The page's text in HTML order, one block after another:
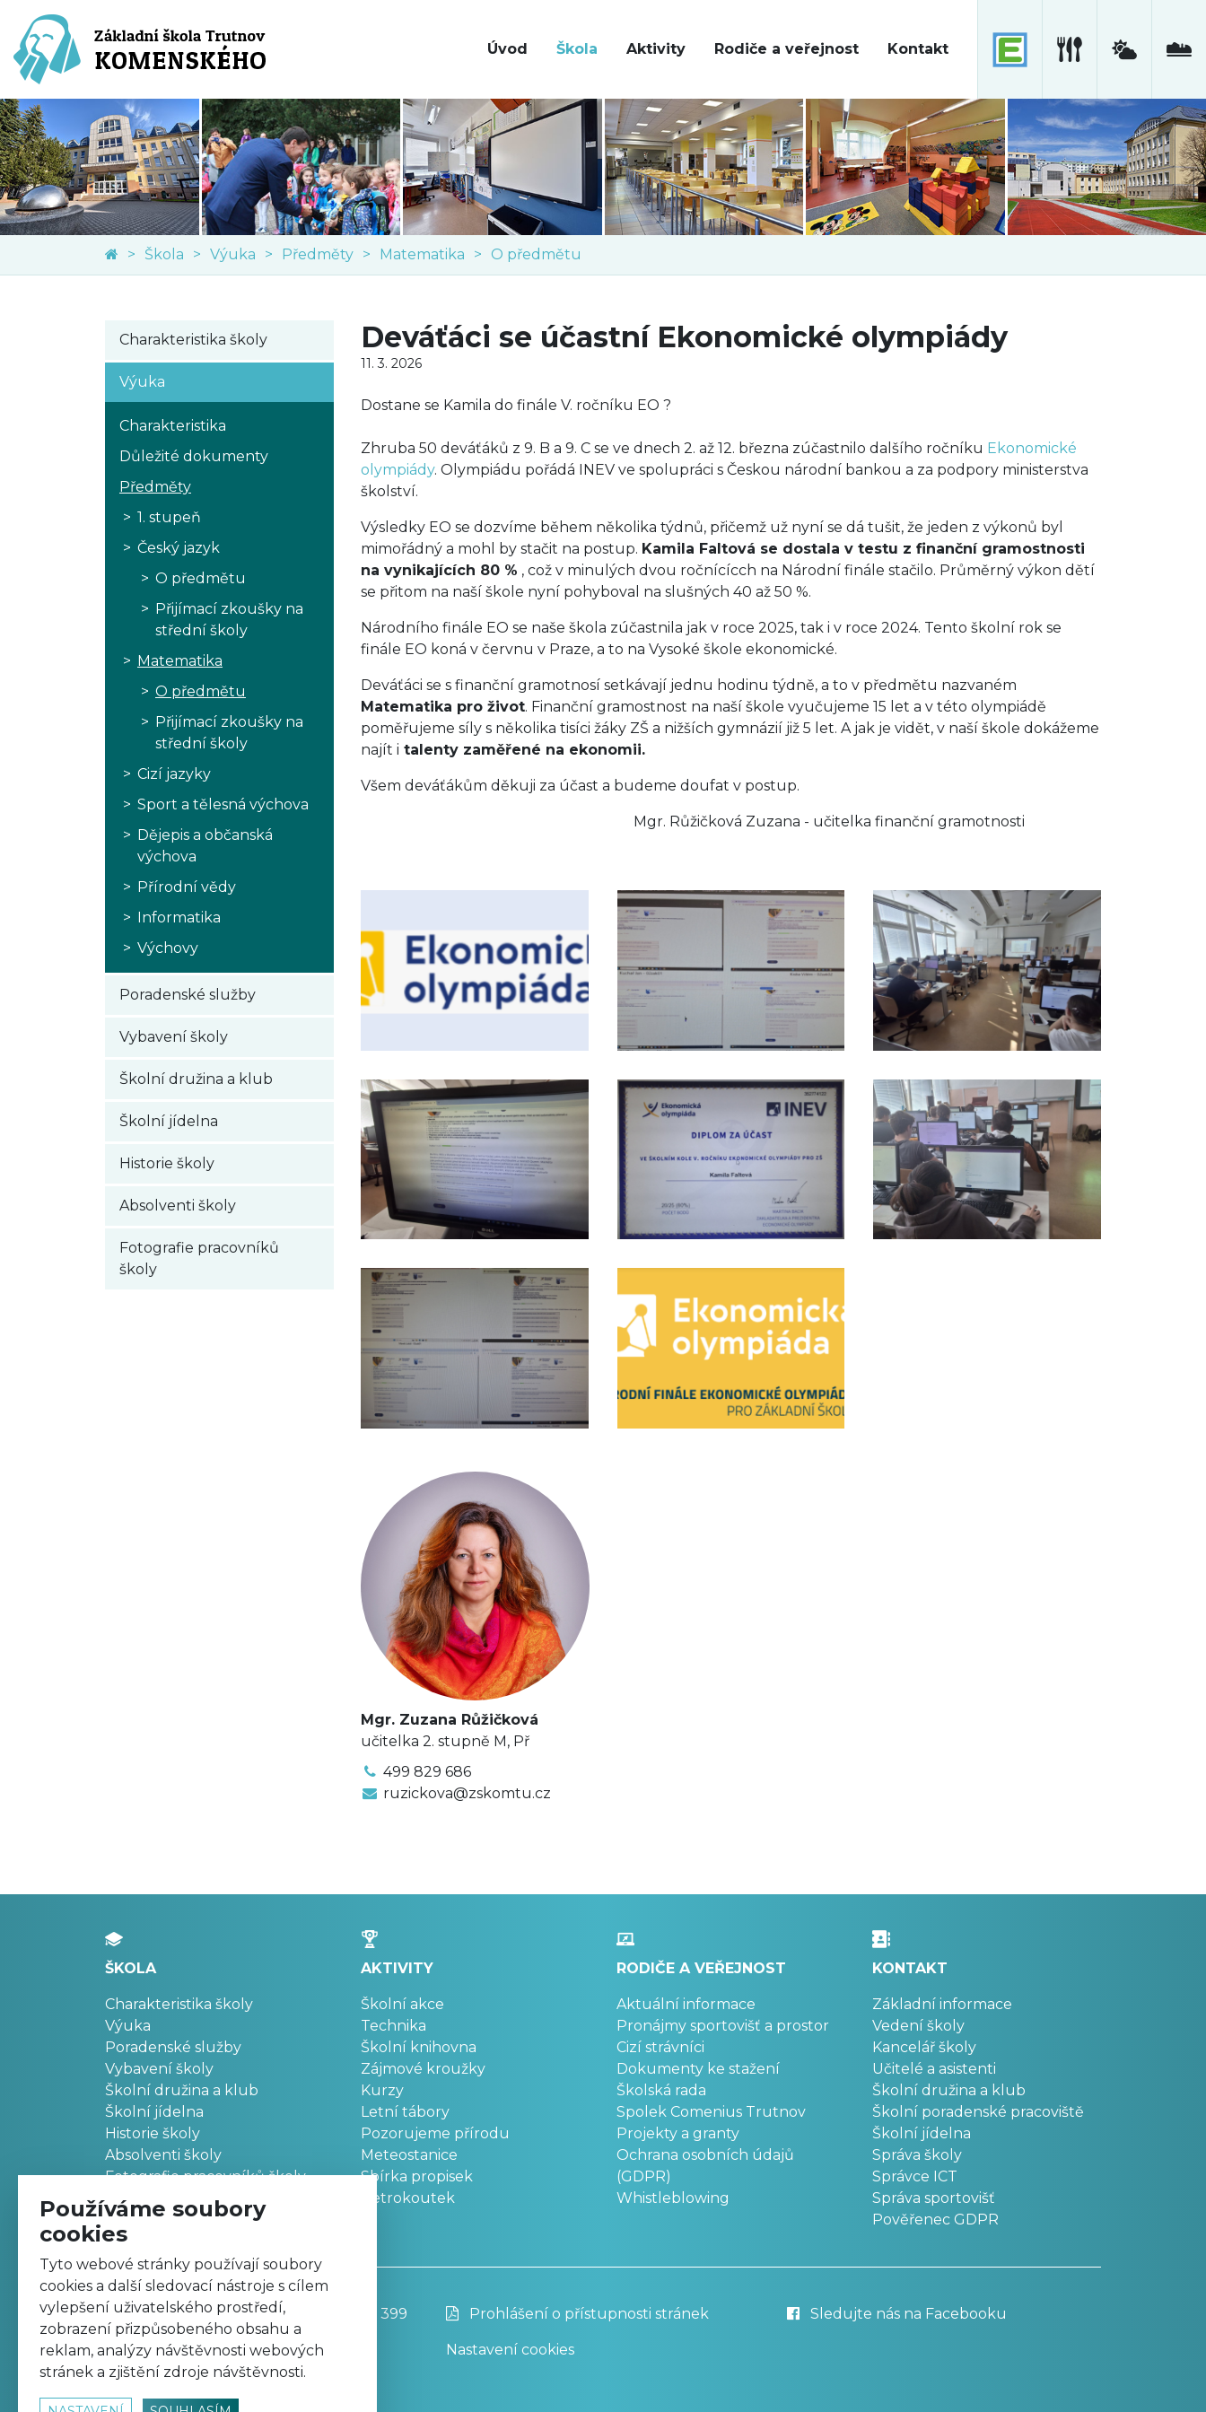
Úvod Škola Aktivity Rodiče a veřejnost Kontakt
Škola Výuka Předměty Matematika O předmětu
Charakteristika školy
Výuka
Charakteristika
Důležité dokumenty
Předměty
1. stupeň
Český jazyk
O předmětu
Přijímací zkoušky na
střední školy
Matematika
O předmětu
Přijímací zkoušky na
střední školy
Cizí jazyky
Sport a tělesná výchova
Dějepis a občanská
výchova
Přírodní vědy
Informatika
Výchovy
Poradenské služby
Vybavení školy
Školní družina a klub
Školní jídelna
Historie školy
Absolventi školy
Fotografie pracovníků
školy
Deváťáci se účastní Ekonomické olympiády
11. 3. 2026
Dostane se Kamila do finále V. ročníku EO ?
Zhruba 50 deváťáků z 9. B a 9. C se ve dnech 2. až 12. března zúčastnilo dalšího ročníku Ekonomické
olympiády. Olympiádu pořádá INEV ve spolupráci s Českou národní bankou a za podpory ministerstva
školství.
Výsledky EO se dozvíme během několika týdnů, přičemž už nyní se dá tušit, že jeden z výkonů byl
mimořádný a mohl by stačit na postup. Kamila Faltová se dostala v testu z finanční gramostnosti
na vynikajících 80 % , což v minulých dvou ročnícícch na Národní finále stačilo. Průměrný výkon dětí
se přitom na naší škole nyní pohyboval na slušných 40 až 50 %.
Národního finále EO se naše škola zúčastnila jak v roce 2025, tak i v roce 2024. Tento školní rok se
finále EO koná v červnu v Praze, a to na Vysoké škole ekonomické.
Deváťáci se s finanční gramotnosí setkávají jednu hodinu týdně, a to v předmětu nazvaném
Matematika pro život. Finanční gramostnost na naší škole vyučujeme 15 let a v této olympiádě
poměřujeme síly s několika tisíci žáky ZŠ a nižších gymnázií již 5 let. A jak je vidět, v naší škole dokážeme
najít i talenty zaměřené na ekonomii.
Všem deváťákům děkuji za účast a budeme doufat v postup.
Mgr. Růžičková Zuzana - učitelka finanční gramotnosti
Mgr. Zuzana Růžičková
učitelka 2. stupně M, Př
499 829 686
ruzickova@zskomtu.cz
ŠKOLA
Charakteristika školy
Výuka
Poradenské služby
Vybavení školy
Školní družina a klub
Školní jídelna
Historie školy
Absolventi školy
Fotografie pracovníků školy
AKTIVITY
Školní akce
Technika
Školní knihovna
Zájmové kroužky
Kurzy
Letní tábory
Pozorujeme přírodu
Meteostanice
Sbírka propisek
Retrokoutek
RODIČE A VEŘEJNOST
Aktuální informace
Pronájmy sportovišť a prostor
Cizí strávníci
Dokumenty ke stažení
Školská rada
Spolek Comenius Trutnov
Projekty a granty
Ochrana osobních údajů
(GDPR)
Whistleblowing
KONTAKT
Základní informace
Vedení školy
Kancelář školy
Učitelé a asistenti
Školní družina a klub
Školní poradenské pracoviště
Školní jídelna
Správa školy
Správce ICT
Správa sportovišť
Pověřenec GDPR
Základní škola, Trutnov, Komenského 399
499 811 195
zskomtu@zskomtu.cz
Prohlášení o přístupnosti stránek
Nastavení cookies
Sledujte nás na Facebooku
Používáme soubory
cookies
Tyto webové stránky používají soubory
cookies a další sledovací nástroje s cílem
vylepšení uživatelského prostředí,
zobrazení přizpůsobeného obsahu a
reklam, analýzy návštěvnosti webových
stránek a zjištění zdroje návštěvnosti.